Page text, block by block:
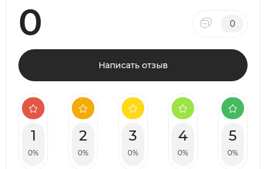
0 0
Написать отзыв
1
0%
2
0%
3
0%
4
0%
5
0%